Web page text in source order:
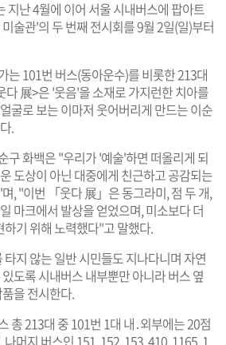
지난 4월에 이어 서울 시내버스에 팝아트
술관'의 두 번째 전시회를 9월 2일(일)부터
는 101번 버스(동아운수)를 비롯한 213대
다 展>은 '웃음'을 소재로 가지런한 치아를
굴로 보는 이마저 웃어버리게 만드는 이순
.
구 화백은 "우리가 '예술'하면 떠올리게 되
도상이 아닌 대중에게 친근하고 공감되는
, "이번 「웃다 展」은 동그라미, 점 두 개,
마크에서 발상을 얻었으며, 미소보다 더
기 위해 노력했다"고 말했다.
지 않는 일반 시민들도 지나다니며 자연
도록 시내버스 내부뿐만 아니라 버스 옆
을 전시한다.
총 213대 중 101번 1대 내․외부에는 20점
머지 버스인 151, 152, 153, 410, 1165, 1